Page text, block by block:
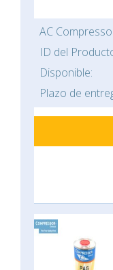
AC
ID del
Disponible:
Plazo de